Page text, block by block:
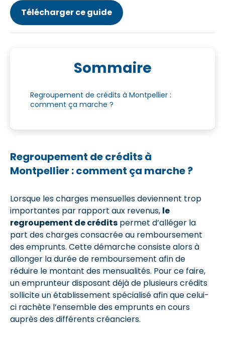
Télécharger ce guide
Sommaire
Regroupement de crédits à Montpellier :
comment ça marche ?
Regroupement de crédits à
Montpellier : comment ça marche ?
Lorsque les charges mensuelles deviennent trop
importantes par rapport aux revenus, le
regroupement de crédits permet d’alléger la
part des charges consacrée au remboursement
des emprunts. Cette démarche consiste alors à
allonger la durée de remboursement afin de
réduire le montant des mensualités. Pour ce faire,
un emprunteur disposant déjà de plusieurs crédits
sollicite un établissement spécialisé afin que celui-
ci rachète l’ensemble des emprunts en cours
auprès des différents créanciers.